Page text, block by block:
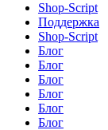
Shop-Script
Поддержка
Shop-Script
Блог
Блог
Блог
Блог
Блог
Блог